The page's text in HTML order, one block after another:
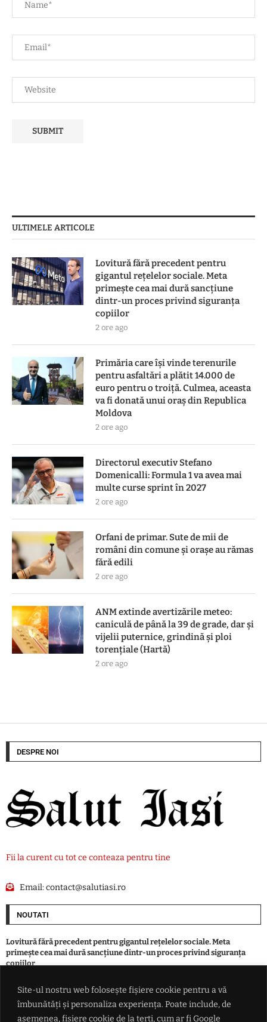
Site-ul nostru web folosește fișiere cookie pentru a vă
îmbunătăți și personaliza experiența. Poate include, de
asemenea, fișiere cookie de la terți, cum ar fi Google
ULTIMELE ARTICOLE
Lovitură fără precedent pentru
gigantul rețelelor sociale. Meta
primește cea mai dură sancțiune
dintr-un proces privind siguranța
copiilor
2 ore ago
Primăria care își vinde terenurile
pentru asfaltări a plătit 14.000 de
euro pentru o troiță. Culmea, aceasta
va fi donată unui oraș din Republica
Moldova
2 ore ago
Directorul executiv Stefano
Domenicalli: Formula 1 va avea mai
multe curse sprint în 2027
2 ore ago
Orfani de primar. Sute de mii de
români din comune și orașe au rămas
fără edili
2 ore ago
ANM extinde avertizările meteo:
caniculă de până la 39 de grade, dar și
vijelii puternice, grindină și ploi
torențiale (Hartă)
2 ore ago
DESPRE NOI
Fii la curent cu tot ce conteaza pentru tine
Email:contact@salutiasi.ro
NOUTATI
Lovitură fără precedent pentru gigantul rețelelor sociale. Meta
primește cea mai dură sancțiune dintr-un proces privind siguranța
copiilor
Primăria care își vinde terenurile pentru asfaltări a plătit 14.000 de
euro pentru o troiță. Culmea, aceasta va fi donată unui oraș din
Republica Moldova